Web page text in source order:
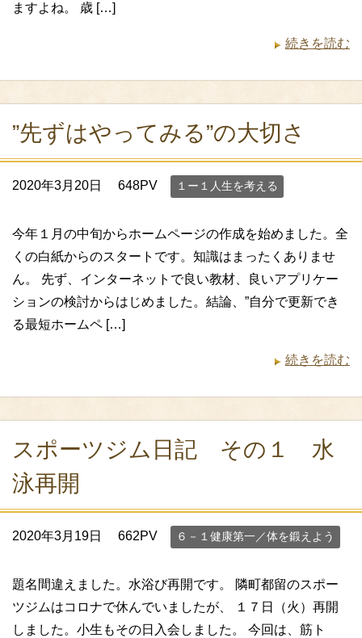
ますよね。 歳 […]
続きを読む
”先ずはやってみる”の大切さ
2020年3月20日 648PV １ー１人生を考える
今年１月の中旬からホームページの作成を始めました。全
くの白紙からのスタートです。知識はまったくありませ
ん。 先ず、インターネットで良い教材、良いアプリケー
ションの検討からはじめました。結論、”自分で更新でき
る最短ホームペ […]
続きを読む
スポーツジム日記 その１ 水
泳再開
2020年3月19日 662PV ６－１健康第一／体を鍛えよう
題名間違えました。水浴び再開です。 隣町都留のスポー
ツジムはコロナで休んでいましたが、 １７日（火）再開
しました。小生もその日入会しました。 今回は、筋ト